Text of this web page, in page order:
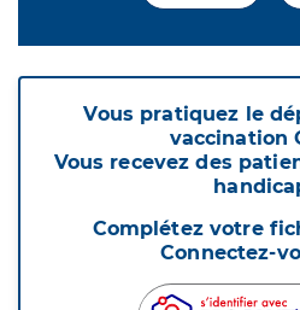
Vous pratiquez le
vaccination
Vous recevez des
Complétez votre
Connectez-